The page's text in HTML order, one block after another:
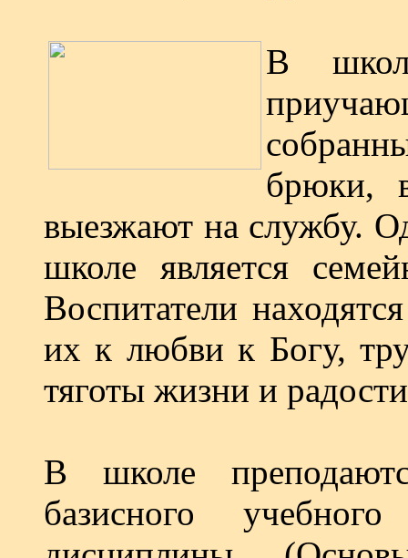
В
брюки,
выезжают на службу.
школе является
Воспитатели
их к любви к Богу,
тяготы жизни и
В школе
базисного